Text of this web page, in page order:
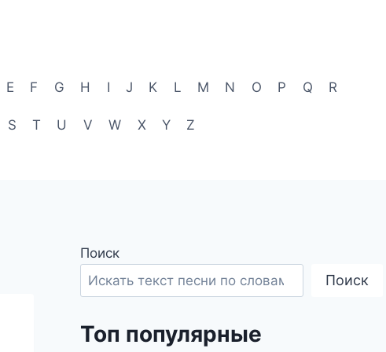
E F G H I J K L M N O P Q R
S T U V W X Y Z
Поиск
Поиск
Топ популярные